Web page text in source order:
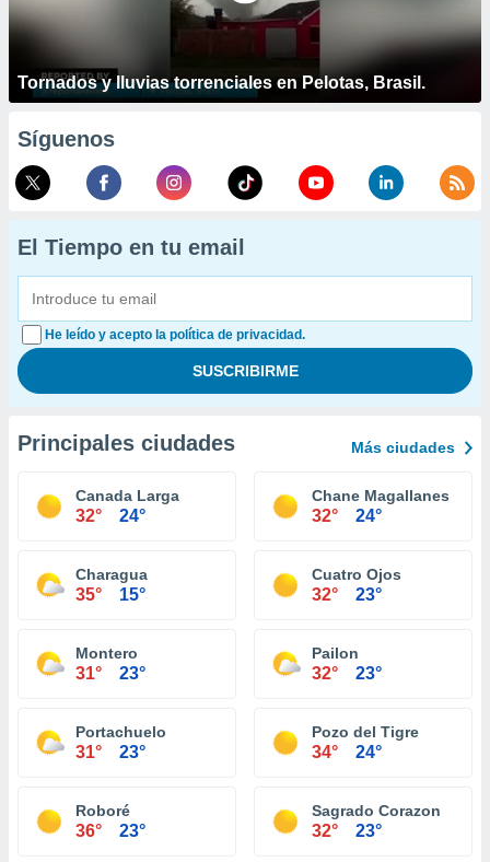
Tornados y lluvias torrenciales en Pelotas, Brasil.
Síguenos
El Tiempo en tu email
He leído y acepto la política de privacidad.
Principales ciudades Más ciudades
Canada Larga
32° 24°
Chane Magallanes
32° 24°
Charagua
35° 15°
Cuatro Ojos
32° 23°
Montero
31° 23°
Pailon
32° 23°
Portachuelo
31° 23°
Pozo del Tigre
34° 24°
Roboré
36° 23°
Sagrado Corazon
32° 23°